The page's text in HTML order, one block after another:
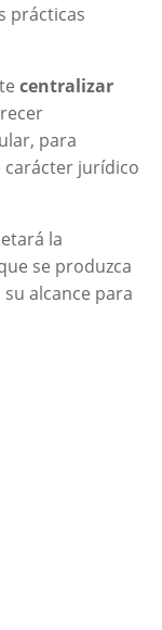
prácticas
centralizar
para
jurídico
la
se produzca
alcance para